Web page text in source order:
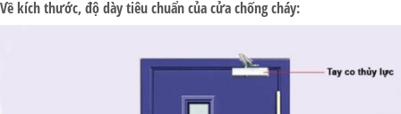
Về kích thước, độ dày tiêu chuẩn của cửa chống cháy: